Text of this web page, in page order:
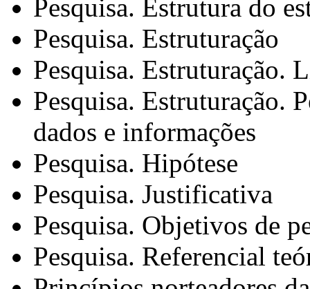
Pesquisa. Estrutura do
Pesquisa. Estruturação
Pesquisa. Estruturação.
Pesquisa. Estruturação.
dados e informações
Pesquisa. Hipótese
Pesquisa. Justificativa
Pesquisa. Objetivos de
Pesquisa. Referencial